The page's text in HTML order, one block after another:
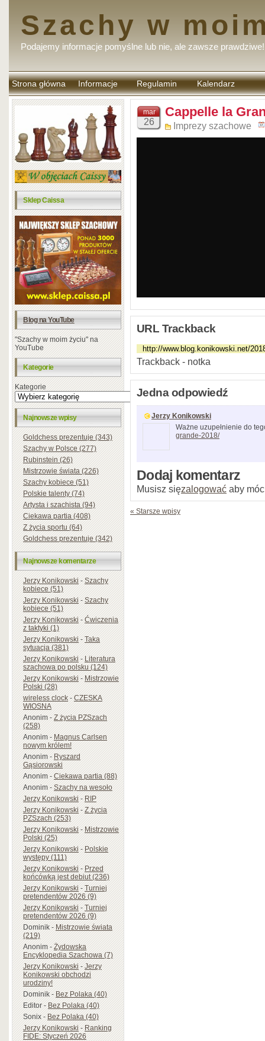
Szachy w
Podajemy informacje pomyślne lub nie, ale zawsze prawdziwe!
Strona główna Informacje Regulamin
komentarzy
Kalendarz
Sklep Caissa
Blog na YouTube
"Szachy w moim życiu" na
YouTube
Kategorie
Kategorie
Najnowsze wpisy
Goldchess prezentuje (343)
Szachy w Polsce (277)
Rubinstein (26)
Mistrzowie świata (226)
Szachy kobiece (51)
Polskie talenty (74)
Artysta i szachista (94)
Ciekawa partia (408)
Z życia sportu (64)
Goldchess prezentuje (342)
Najnowsze komentarze
Jerzy Konikowski-Szachy
kobiece (51)
Jerzy Konikowski-Szachy
kobiece (51)
Jerzy Konikowski-Ćwiczenia
z taktyki (1)
Jerzy Konikowski-Taka
sytuacja (381)
Jerzy Konikowski-Literatura
szachowa po polsku (124)
Jerzy Konikowski-Mistrzowie
Polski (28)
wireless clock-CZESKA
WIOSNA
Anonim-Z życia PZSzach
(258)
Anonim-Magnus Carlsen
nowym królem!
Anonim-Ryszard
Gąsiorowski
Anonim-Ciekawa partia (88)
Anonim-Szachy na wesoło
Jerzy Konikowski-RIP
Jerzy Konikowski-Z życia
PZSzach (253)
Jerzy Konikowski-Mistrzowie
Polski (25)
Jerzy Konikowski-Polskie
występy (111)
Jerzy Konikowski-Przed
końcówką jest debiut (236)
Jerzy Konikowski-Turniej
pretendentów 2026 (9)
Jerzy Konikowski-Turniej
pretendentów 2026 (9)
Dominik-Mistrzowie świata
(219)
Anonim-Żydowska
Encyklopedia Szachowa (7)
Jerzy Konikowski-Jerzy
Konikowski obchodzi
urodziny!
Dominik-Bez Polaka (40)
Editor-Bez Polaka (40)
Sonix-Bez Polaka (40)
Jerzy Konikowski-Ranking
FIDE: Styczeń 2026
mar
26
Cappelle la
Imprezy szachowe
URL Trackback
Trackback - notka
Jedna odpowiedź
Jerzy Konikowski
Ważne uzupełnienie do
grande-2018/
Dodaj komentarz
Musisz sięzalogować aby
« Starsze wpisy